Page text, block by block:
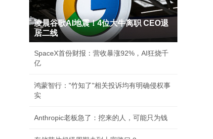
凌晨谷歌AI地震！4位大牛离职 CEO退
居二线
SpaceX首份财报：营收暴涨92%，AI狂烧千
亿
鸿蒙智行："竹知了"相关投诉均有明确侵权事
实
Anthropic老板急了：挖来的人，可能只为钱